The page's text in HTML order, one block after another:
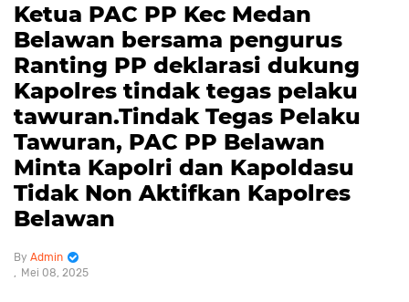
Ketua PAC PP Kec Medan
Belawan bersama pengurus
Ranting PP deklarasi dukung
Kapolres tindak tegas pelaku
tawuran.Tindak Tegas Pelaku
Tawuran, PAC PP Belawan
Minta Kapolri dan Kapoldasu
Tidak Non Aktifkan Kapolres
Belawan
Admin
Mei 08, 2025